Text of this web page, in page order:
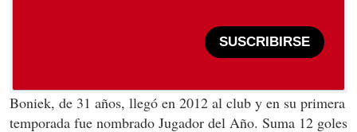
SUSCRIBIRSE
Boniek, de 31 años, llegó en 2012 al club y en su primera
temporada fue nombrado Jugador del Año. Suma 12 goles